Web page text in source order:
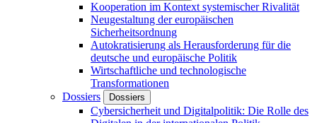
Kooperation im Kontext systemischer Rivalität
Neugestaltung der europäischen
Sicherheitsordnung
Autokratisierung als Herausforderung für die
deutsche und europäische Politik
Wirtschaftliche und technologische
Transformationen
Dossiers
Dossiers
Cybersicherheit und Digitalpolitik: Die Rolle des